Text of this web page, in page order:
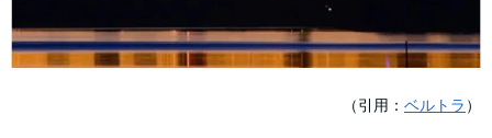
（引用： ベルトラ ）